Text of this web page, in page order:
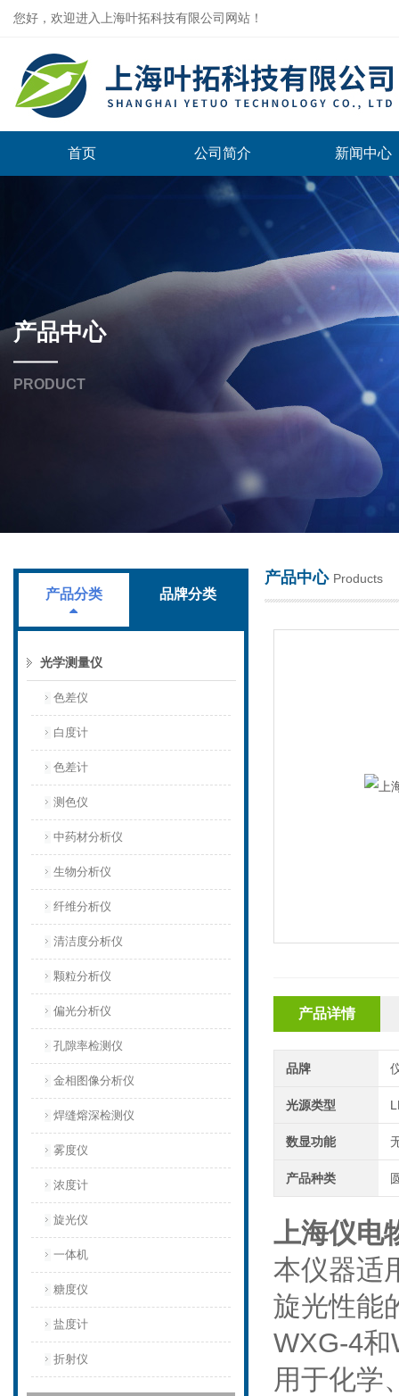
您好，欢迎进入上海叶拓科技有限公司网站！
首页 公司简介 新闻中心
产品中心
PRODUCT
产品分类 品牌分类
光学测量仪
色差仪
白度计
色差计
测色仪
中药材分析仪
生物分析仪
纤维分析仪
清洁度分析仪
颗粒分析仪
偏光分析仪
孔隙率检测仪
金相图像分析仪
焊缝熔深检测仪
雾度仪
浓度计
旋光仪
一体机
糖度仪
盐度计
折射仪
产品中心 Products
产品详情
品牌
光源类型
数显功能
产品种类
上海仪电
本仪器适
旋光性能
WXG-4和
用于化学